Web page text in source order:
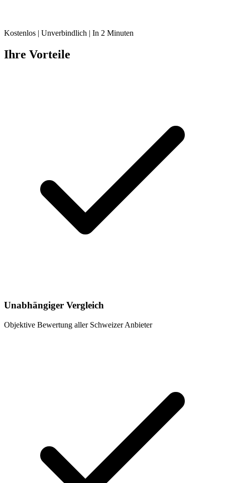
Kostenlos | Unverbindlich | In 2 Minuten
Ihre Vorteile
Unabhängiger Vergleich
Objektive Bewertung aller Schweizer Anbieter